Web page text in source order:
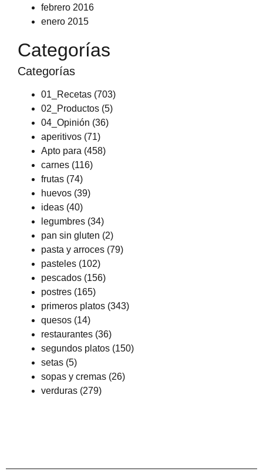
febrero 2016
enero 2015
Categorías
Categorías
01_Recetas (703)
02_Productos (5)
04_Opinión (36)
aperitivos (71)
Apto para (458)
carnes (116)
frutas (74)
huevos (39)
ideas (40)
legumbres (34)
pan sin gluten (2)
pasta y arroces (79)
pasteles (102)
pescados (156)
postres (165)
primeros platos (343)
quesos (14)
restaurantes (36)
segundos platos (150)
setas (5)
sopas y cremas (26)
verduras (279)